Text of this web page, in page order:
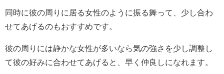
同時に彼の周りに居る女性のように振る舞って、少し合わ
せてあげるのもおすすめです。
彼の周りには静かな女性が多いなら気の強さを少し調整し
て彼の好みに合わせてあげると、早く仲良しになれます。